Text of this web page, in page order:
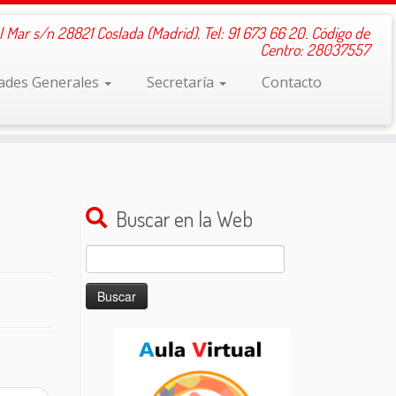
s/n 28821 Coslada (Madrid). Tel: 91 673 66 20. Código de
Centro: 28037557
Generales
Secretaría Contacto
Buscar en la Web
Buscar: